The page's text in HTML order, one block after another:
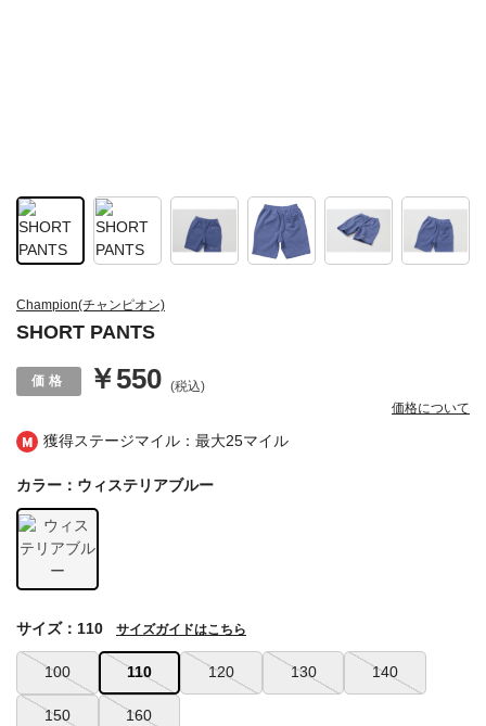
獲得ステージマイル：最大25マイル
Champion(チャンピオン)
SHORT PANTS
￥550 (税込)
価格について
カラー：ウィステリアブルー
100 110 120 130 140
150 160
サイズ：110 サイズガイドはこちら